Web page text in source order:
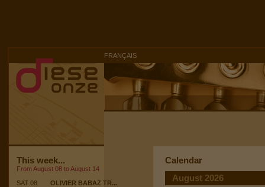
FRANÇAIS
This week...
From August 08 to August 14
SAT 08
OLIVIER BABAZ TR...
Calendar
August 2026